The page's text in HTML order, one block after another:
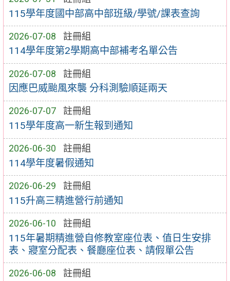
115學年度國中部高中部班級/學號/課表查詢
2026-07-08 註冊組
114學年度第2學期高中部補考名單公告
2026-07-08 註冊組
因應巴威颱風來襲 分科測驗順延兩天
2026-07-07 註冊組
115學年度高一新生報到通知
2026-06-30 註冊組
114學年度暑假通知
2026-06-29 註冊組
115升高三精進營行前通知
2026-06-10 註冊組
115年暑期精進營自修教室座位表、值日生安排
表、寢室分配表、餐廳座位表、請假單公告
2026-06-08 註冊組